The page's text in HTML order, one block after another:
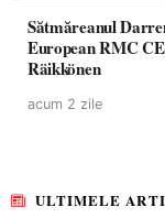
Sătmăreanul
European RMC
Räikkönen
acum 2 zile
ULTIMELE